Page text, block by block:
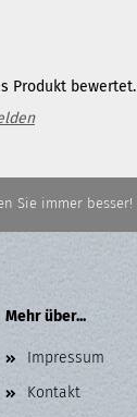
Produkt bewertet.
Sie immer besser!
Mehr über...
Impressum
Kontakt